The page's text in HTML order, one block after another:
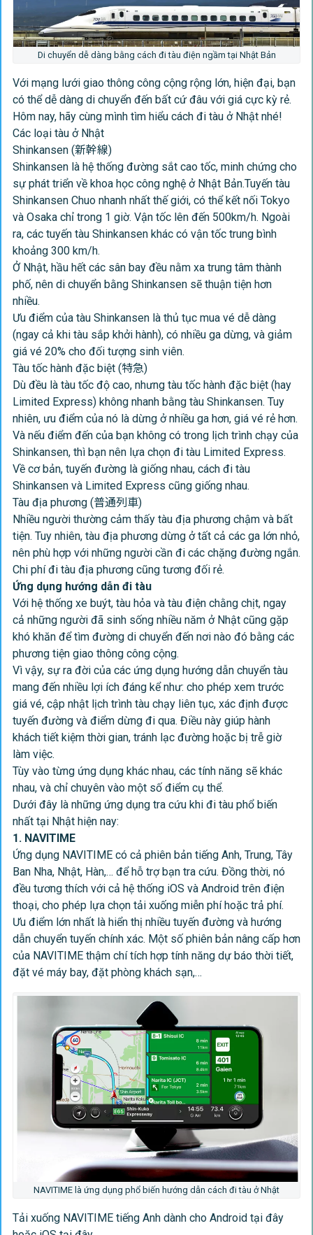
Di chuyển dễ dàng bằng cách đi tàu điện ngầm tại Nhật Bản
Với mạng lưới giao thông công cộng rộng lớn, hiện đại, bạn
có thể dễ dàng di chuyển đến bất cứ đâu với giá cực kỳ rẻ.
Hôm nay, hãy cùng mình tìm hiểu cách đi tàu ở Nhật nhé!
Các loại tàu ở Nhật
Shinkansen (新幹線)
Shinkansen là hệ thống đường sắt cao tốc, minh chứng cho
sự phát triển về khoa học công nghệ ở Nhật Bản.Tuyến tàu
Shinkansen Chuo nhanh nhất thế giới, có thể kết nối Tokyo
và Osaka chỉ trong 1 giờ. Vận tốc lên đến 500km/h. Ngoài
ra, các tuyến tàu Shinkansen khác có vận tốc trung bình
khoảng 300 km/h.
Ở Nhật, hầu hết các sân bay đều nằm xa trung tâm thành
phố, nên di chuyển bằng Shinkansen sẽ thuận tiện hơn
nhiều.
Ưu điểm của tàu Shinkansen là thủ tục mua vé dễ dàng
(ngay cả khi tàu sắp khởi hành), có nhiều ga dừng, và giảm
giá vé 20% cho đối tượng sinh viên.
Tàu tốc hành đặc biệt (特急)
Dù đều là tàu tốc độ cao, nhưng tàu tốc hành đặc biệt (hay
Limited Express) không nhanh bằng tàu Shinkansen. Tuy
nhiên, ưu điểm của nó là dừng ở nhiều ga hơn, giá vé rẻ hơn.
Và nếu điểm đến của bạn không có trong lịch trình chạy của
Shinkansen, thì bạn nên lựa chọn đi tàu Limited Express.
Về cơ bản, tuyến đường là giống nhau, cách đi tàu
Shinkansen và Limited Express cũng giống nhau.
Tàu địa phương (普通列車)
Nhiều người thường cảm thấy tàu địa phương chậm và bất
tiện. Tuy nhiên, tàu địa phương dừng ở tất cả các ga lớn nhỏ,
nên phù hợp với những người cần đi các chặng đường ngắn.
Chi phí đi tàu địa phương cũng tương đối rẻ.
Ứng dụng hướng dẫn đi tàu
Với hệ thống xe buýt, tàu hỏa và tàu điện chằng chịt, ngay
cả những người đã sinh sống nhiều năm ở Nhật cũng gặp
khó khăn để tìm đường di chuyển đến nơi nào đó bằng các
phương tiện giao thông công cộng.
Vì vậy, sự ra đời của các ứng dụng hướng dẫn chuyển tàu
mang đến nhiều lợi ích đáng kể như: cho phép xem trước
giá vé, cập nhật lịch trình tàu chạy liên tục, xác định được
tuyến đường và điểm dừng đi qua. Điều này giúp hành
khách tiết kiệm thời gian, tránh lạc đường hoặc bị trễ giờ
làm việc.
Tùy vào từng ứng dụng khác nhau, các tính năng sẽ khác
nhau, và chỉ chuyên vào một số điểm cụ thể.
Dưới đây là những ứng dụng tra cứu khi đi tàu phổ biến
nhất tại Nhật hiện nay:
1. NAVITIME
Ứng dụng NAVITIME có cả phiên bản tiếng Anh, Trung, Tây
Ban Nha, Nhật, Hàn,… để hỗ trợ bạn tra cứu. Đồng thời, nó
đều tương thích với cả hệ thống iOS và Android trên điện
thoại, cho phép lựa chọn tải xuống miễn phí hoặc trả phí.
Ưu điểm lớn nhất là hiển thị nhiều tuyến đường và hướng
dẫn chuyển tuyến chính xác. Một số phiên bản nâng cấp hơn
của NAVITIME thậm chí tích hợp tính năng dự báo thời tiết,
đặt vé máy bay, đặt phòng khách sạn,…
NAVITIME là ứng dụng phổ biến hướng dẫn cách đi tàu ở Nhật
Tải xuống NAVITIME tiếng Anh dành cho Android tại đây